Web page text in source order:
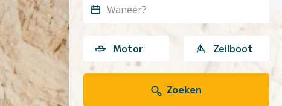
Waneer?
Motor Zeilboot
Zoeken